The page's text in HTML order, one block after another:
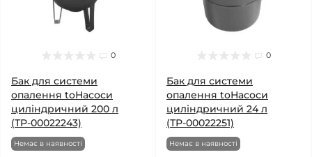
0
Бак для системи
опалення toНасоси
циліндричний 200 л
(ТР-00022243)
Немає в наявності
0
Бак для системи
опалення toНасоси
циліндричний 24 л
(ТР-00022251)
Немає в наявності